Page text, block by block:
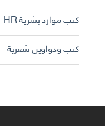
كتب موارد بشرية HR
كتب ودواوين شعرية